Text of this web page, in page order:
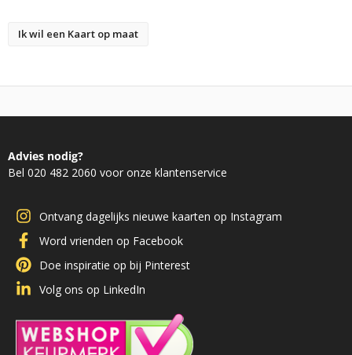
Ik wil een Kaart op maat
Advies nodig?
Bel 020 482 2060 voor onze klantenservice
Ontvang dagelijks nieuwe kaarten op Instagram
Word vrienden op Facebook
Doe inspiratie op bij Pinterest
Volg ons op LinkedIn